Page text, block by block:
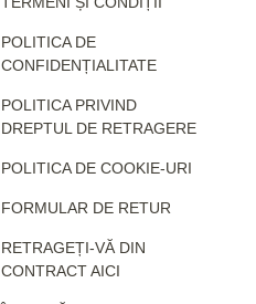
POLITICA DE
CONFIDENȚIALITATE
POLITICA PRIVIND
DREPTUL DE RETRAGERE
POLITICA DE COOKIE-URI
FORMULAR DE RETUR
RETRAGEȚI-VĂ DIN
CONTRACT AICI